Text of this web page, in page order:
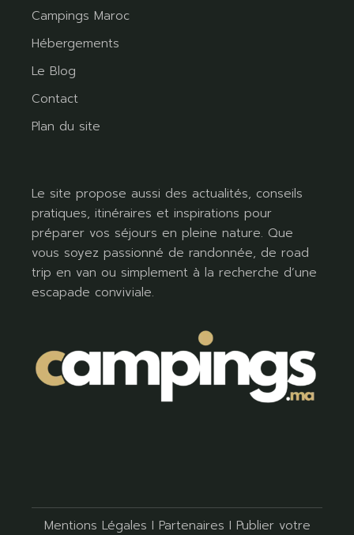
Campings Maroc
Hébergements
Le Blog
Contact
Plan du site
Le site propose aussi des actualités, conseils
pratiques, itinéraires et inspirations pour
préparer vos séjours en pleine nature. Que
vous soyez passionné de randonnée, de road
trip en van ou simplement à la recherche d’une
escapade conviviale.
Mentions Légales I Partenaires I Publier votre